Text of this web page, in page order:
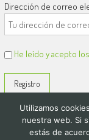
Dirección de correo
He leído y acepto
Utilizamos
nuestra web. Si
estás de